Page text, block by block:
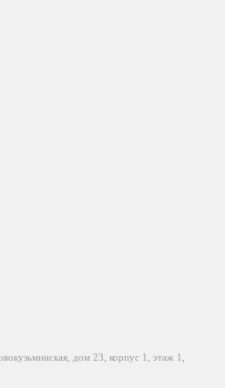
дом 23, корпус 1, этаж 1,